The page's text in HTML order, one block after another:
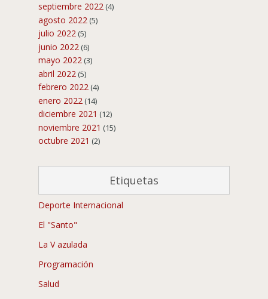
septiembre 2022 (4)
agosto 2022 (5)
julio 2022 (5)
junio 2022 (6)
mayo 2022 (3)
abril 2022 (5)
febrero 2022 (4)
enero 2022 (14)
diciembre 2021 (12)
noviembre 2021 (15)
octubre 2021 (2)
Etiquetas
Deporte Internacional
El "Santo"
La V azulada
Programación
Salud